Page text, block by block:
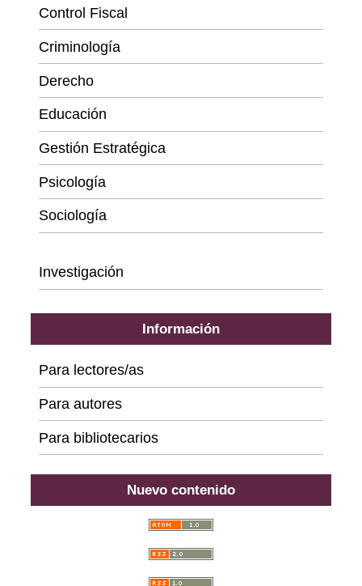
Control Fiscal
Criminología
Derecho
Educación
Gestión Estratégica
Psicología
Sociología
Investigación
Información
Para lectores/as
Para autores
Para bibliotecarios
Nuevo contenido